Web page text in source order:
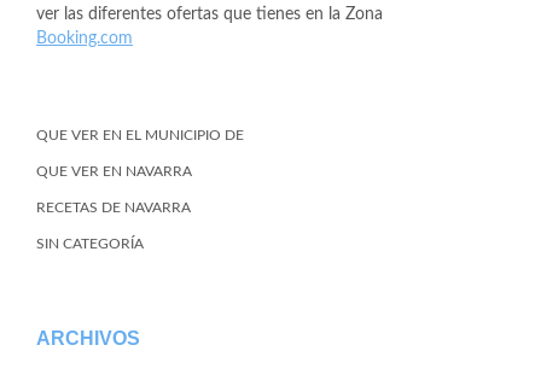
ver las diferentes ofertas que tienes en la Zona
Booking.com
QUE VER EN EL MUNICIPIO DE
QUE VER EN NAVARRA
RECETAS DE NAVARRA
SIN CATEGORÍA
ARCHIVOS